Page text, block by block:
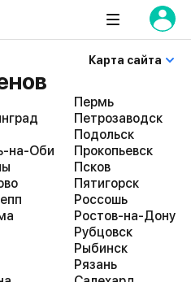
Карта сайта
на-Оби
Пермь
Петрозаводск
Подольск
Прокопьевск
Псков
Пятигорск
Россошь
Ростов-на-Дону
Рубцовск
Рыбинск
Рязань